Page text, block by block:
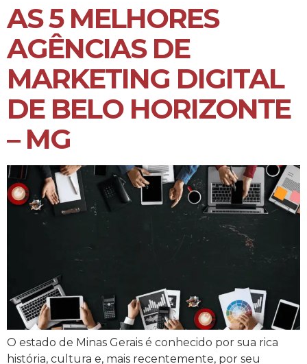
AS 5 MELHORES
AGÊNCIAS DE
MARKETING DIGITAL
DE BELO HORIZONTE
– MG
O estado de Minas Gerais é conhecido por sua rica
história, cultura e, mais recentemente, por seu